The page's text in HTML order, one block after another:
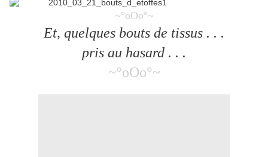
~°oOo°~
Et, quelques bouts de tissus . . .
pris au hasard . . .
~°oOo°~